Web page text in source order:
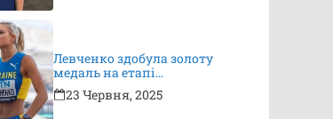
Левченко здобула золоту
медаль на етапі
Континентального туру
23 Червня, 2025